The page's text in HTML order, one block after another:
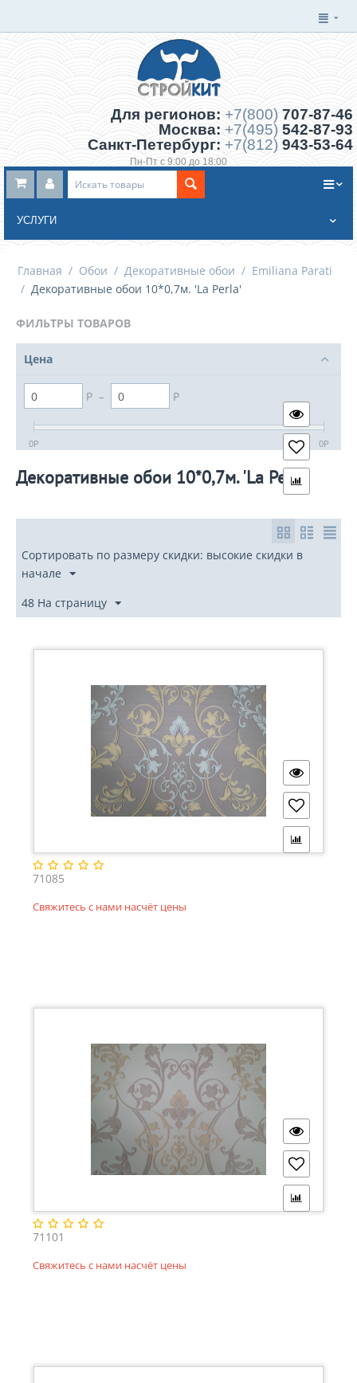
Для регионов: +7(800) 707-87-46
Москва: +7(495) 542-87-93
Санкт-Петербург: +7(812) 943-53-64
Пн-Пт с 9:00 до 18:00
Заказать обратный звонок
УСЛУГИ
Главная / Обои / Декоративные обои / Emiliana Parati
/ Декоративные обои 10*0,7м. 'La Perla'
ФИЛЬТРЫ ТОВАРОВ
Цена
Р – Р
0Р 0Р
Декоративные обои 10*0,7м. 'La Perla'
Сортировать по размеру скидки: высокие скидки в
начале
48 На страницу
71085
Свяжитесь с нами насчёт цены
71101
Свяжитесь с нами насчёт цены